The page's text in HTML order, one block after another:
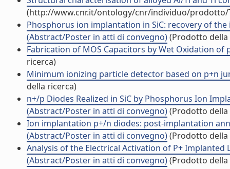
(http://www.cnr.it/ontology/cnr/individuo/prodotto/
Phosphorus ion implantation in SiC: recovery of
(Abstract/Poster in atti di convegno)(Prodotto della
Fabrication of MOS Capacitors by Wet Oxidation
ricerca)
Minimum ionizing particle detector based on p+n
della ricerca)
n+/p Diodes Realized in SiC by Phosphorus Ion
(Abstract/Poster in atti di convegno)(Prodotto della
Ion implantation p+/n diodes: post-implantation
(Abstract/Poster in atti di convegno)(Prodotto della
Analysis of the Electrical Activation of P+
(Abstract/Poster in atti di convegno)(Prodotto della